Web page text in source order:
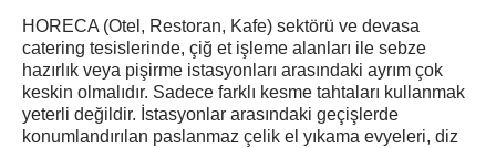
HORECA (Otel, Restoran, Kafe) sektörü ve devasa
catering tesislerinde, çiğ et işleme alanları ile sebze
hazırlık veya pişirme istasyonları arasındaki ayrım çok
keskin olmalıdır. Sadece farklı kesme tahtaları kullanmak
yeterli değildir. İstasyonlar arasındaki geçişlerde
konumlandırılan paslanmaz çelik el yıkama evyeleri, diz